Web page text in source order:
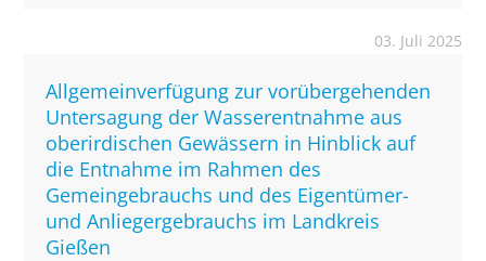
03. Juli 2025
Allgemeinverfügung zur vorübergehenden
Untersagung der Wasserentnahme aus
oberirdischen Gewässern in Hinblick auf
die Entnahme im Rahmen des
Gemeingebrauchs und des Eigentümer-
und Anliegergebrauchs im Landkreis
Gießen